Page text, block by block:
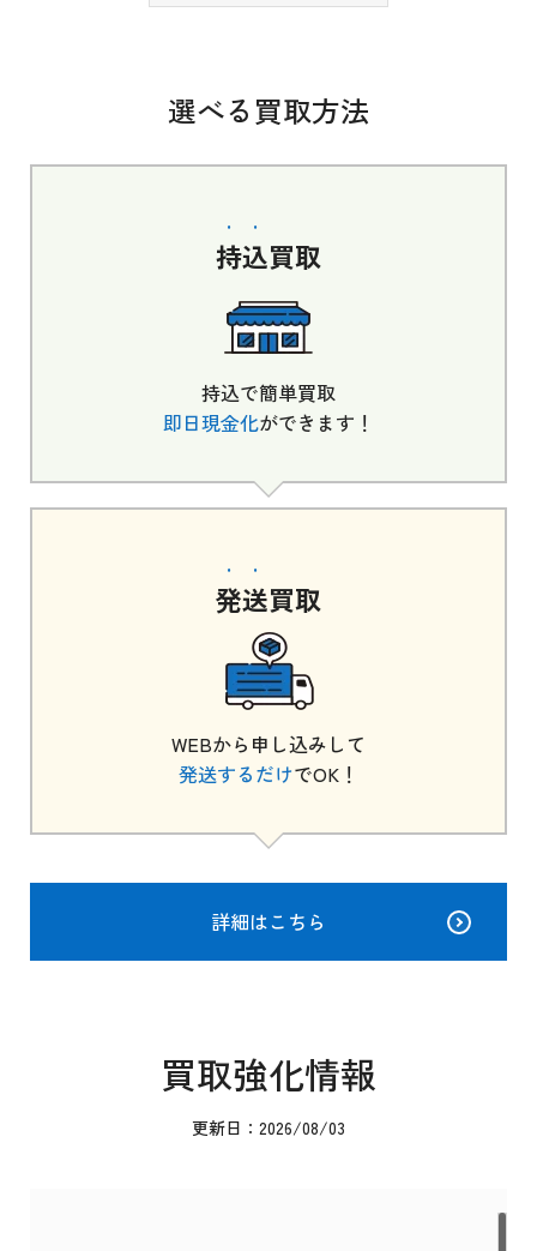
選べる買取方法
持込買取
持込で簡単買取
即日現金化ができます！
発送買取
WEBから申し込みして
発送するだけでOK！
詳細はこちら
買取強化情報
更新日：2026/08/03